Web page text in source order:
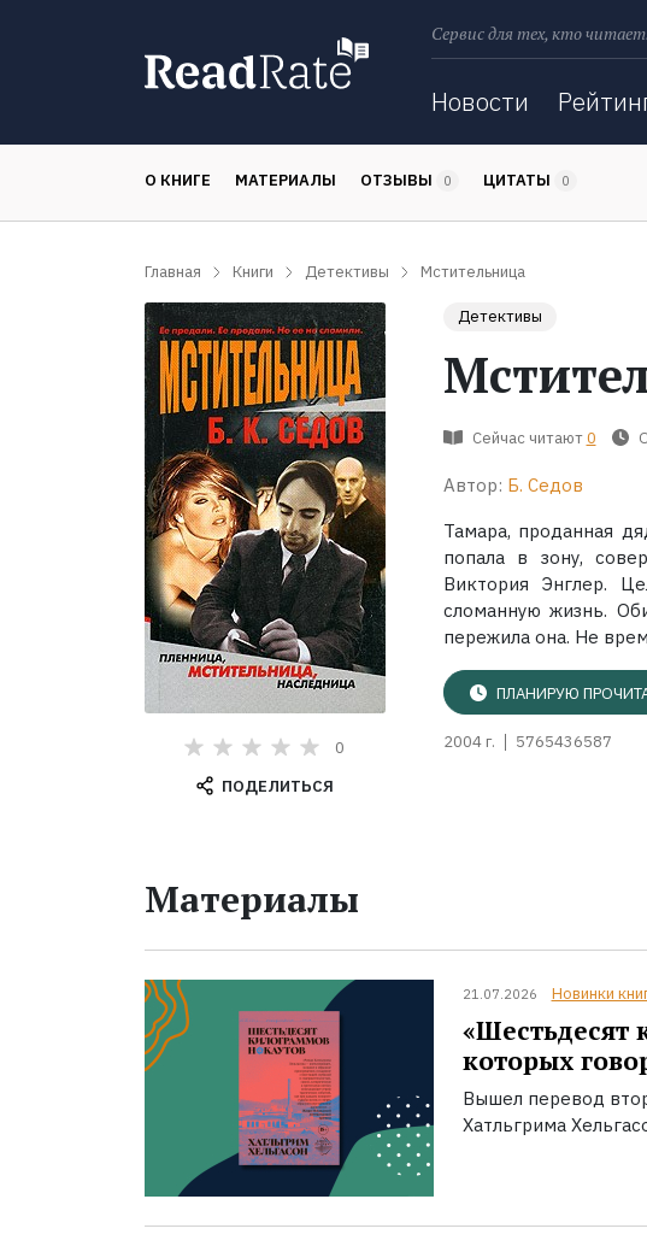
Сервис для тех, кто читает.
Новости
О КНИГЕ МАТЕРИАЛЫ ОТЗЫВЫ 0 ЦИТАТЫ 0
Главная Книги Детективы Мстительница
0
ПОДЕЛИТЬСЯ
Детективы
Сейчас читают 0
Автор: Б. Седов
Тамара, проданная
попала в зону,
Виктория Энглер.
сломанную жизнь.
пережила она. Не
ПЛАНИРУЮ
2004 г. 5765436587
Материалы
21.07.2026 Новинки
«Шестьдесят
которых
Вышел перевод
Хатльгрима